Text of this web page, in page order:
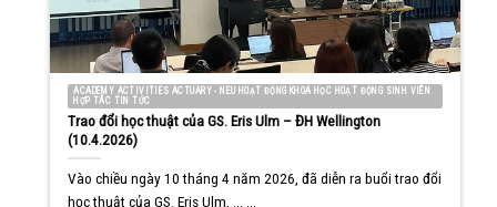
ACADEMY ACTIVITIES ACTUARY - NEU HOẠT ĐỘNG KHOA HỌC HOẠT ĐỘNG SINH VIÊN
HỢP TÁC TIN TỨC
Trao đổi học thuật của GS. Eris Ulm – ĐH Wellington
(10.4.2026)
Vào chiều ngày 10 tháng 4 năm 2026, đã diễn ra buổi trao đổi
học thuật của GS. Eris Ulm, ... ...